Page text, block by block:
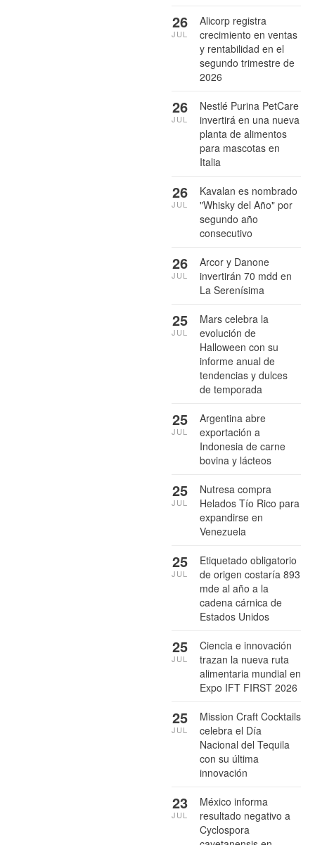
Alicorp registra
crecimiento en ventas
y rentabilidad en el
segundo trimestre de
2026
26
JUL
Nestlé Purina PetCare
invertirá en una nueva
planta de alimentos
para mascotas en
Italia
26
JUL
Kavalan es nombrado
"Whisky del Año" por
segundo año
consecutivo
26
JUL
Arcor y Danone
invertirán 70 mdd en
La Serenísima
26
JUL
Mars celebra la
evolución de
Halloween con su
informe anual de
tendencias y dulces
de temporada
25
JUL
Argentina abre
exportación a
Indonesia de carne
bovina y lácteos
25
JUL
Nutresa compra
Helados Tío Rico para
expandirse en
Venezuela
25
JUL
Etiquetado obligatorio
de origen costaría 893
mde al año a la
cadena cárnica de
Estados Unidos
25
JUL
Ciencia e innovación
trazan la nueva ruta
alimentaria mundial en
Expo IFT FIRST 2026
25
JUL
Mission Craft Cocktails
celebra el Día
Nacional del Tequila
con su última
innovación
25
JUL
México informa
resultado negativo a
Cyclospora
23
JUL